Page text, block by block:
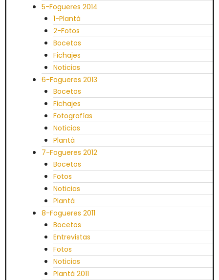
5-Fogueres 2014
1-Plantà
2-Fotos
Bocetos
Fichajes
Noticias
6-Fogueres 2013
Bocetos
Fichajes
Fotografías
Noticias
Plantà
7-Fogueres 2012
Bocetos
Fotos
Noticias
Plantà
8-Fogueres 2011
Bocetos
Entrevistas
Fotos
Noticias
Plantà 2011